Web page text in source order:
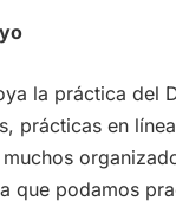
la práctica del
prácticas en
que podamos